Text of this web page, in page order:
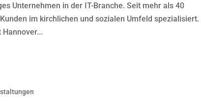
Unternehmen in der IT-Branche. Seit mehr als 40
im kirchlichen und sozialen Umfeld spezialisiert.